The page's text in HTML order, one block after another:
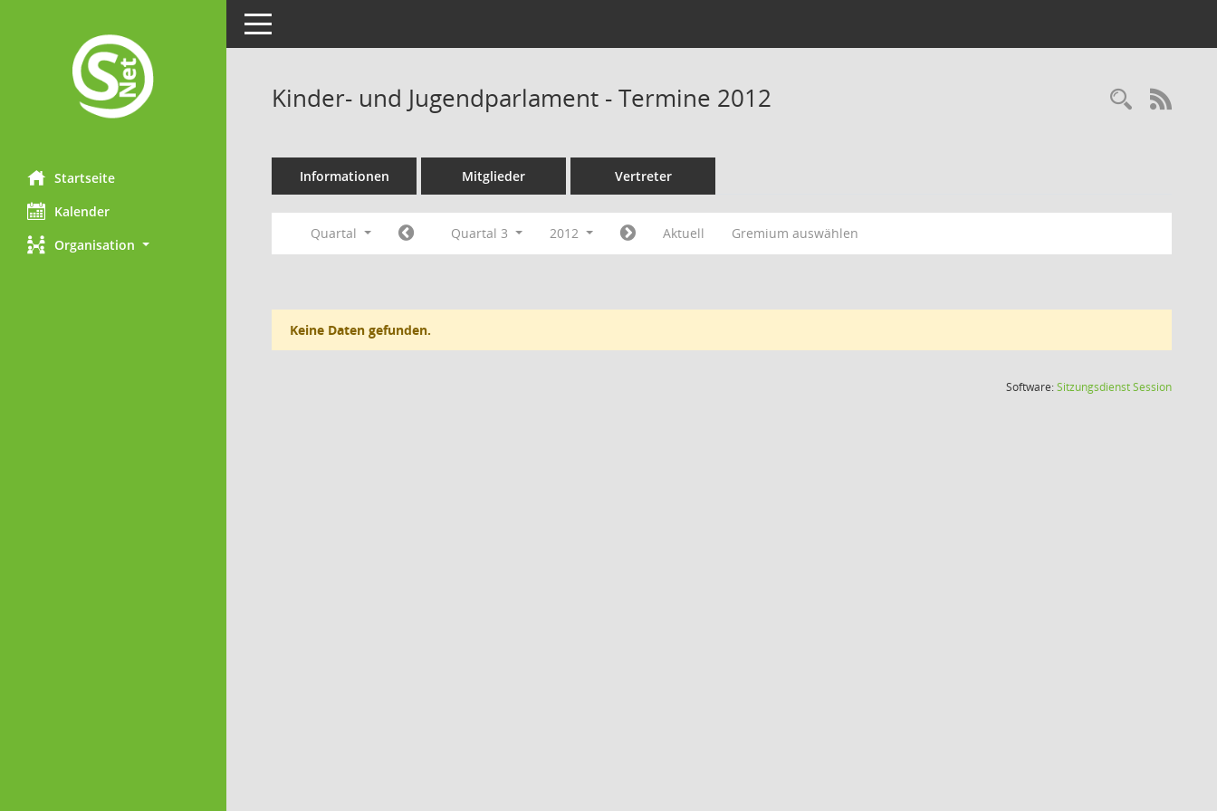
Startseite
Kalender
Organisation
Toggle navigation
Kinder- und Jugendparlament - Termine 2012
Informationen Mitglieder Vertreter
Quartal Quartal 3 2012 Aktuell Gremium auswählen
Keine Daten gefunden.
Software:SitzungsdienstSession(Wird in